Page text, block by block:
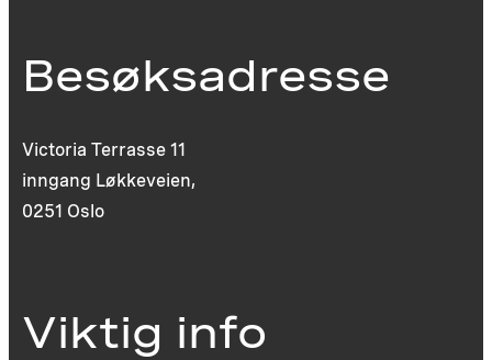
Besøksadresse
Victoria Terrasse 11
inngang Løkkeveien,
0251 Oslo
Viktig info